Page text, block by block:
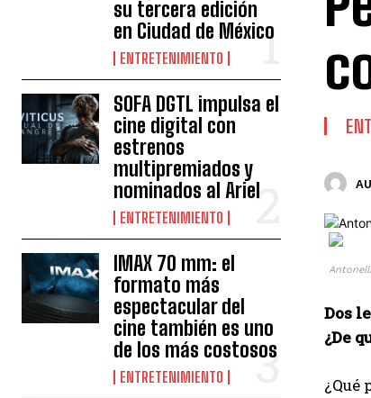
su tercera edición
en Ciudad de México
ENTRETENIMIENTO
SOFA DGTL impulsa el
cine digital con
estrenos
multipremiados y
nominados al Ariel
ENTRETENIMIENTO
IMAX 70 mm: el
formato más
espectacular del
cine también es uno
de los más costosos
ENTRETENIMIENTO
Dos
¿De
¿Qué